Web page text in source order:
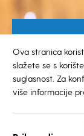
Ova stranica
slažete se s
suglasnost. Za
više informacije